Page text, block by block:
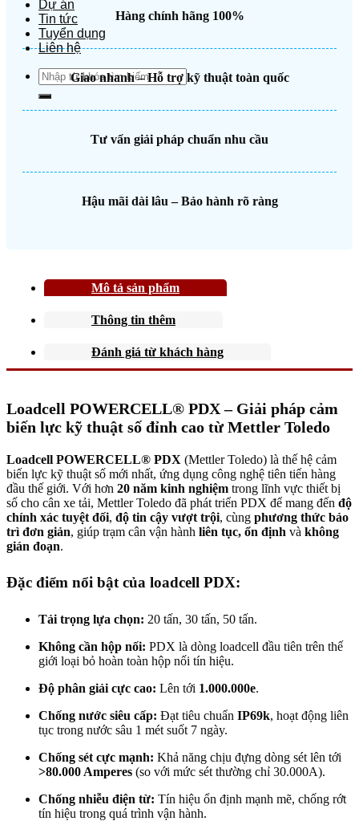
Dự án
Tin tức
Tuyển dụng
Liên hệ
Search
for:
Hàng chính hãng 100%
Giao nhanh – Hỗ trợ kỹ thuật toàn quốc
Tư vấn giải pháp chuẩn nhu cầu
Hậu mãi dài lâu – Bảo hành rõ ràng
Mô tả sản phẩm
Thông tin thêm
Đánh giá từ khách hàng
Loadcell POWERCELL® PDX – Giải pháp cảm
biến lực kỹ thuật số đỉnh cao từ Mettler Toledo
Loadcell POWERCELL® PDX (Mettler Toledo) là thế hệ cảm
biến lực kỹ thuật số mới nhất, ứng dụng công nghệ tiên tiến hàng
đầu thế giới. Với hơn 20 năm kinh nghiệm trong lĩnh vực thiết bị
số cho cân xe tải, Mettler Toledo đã phát triển PDX để mang đến độ
chính xác tuyệt đối, độ tin cậy vượt trội, cùng phương thức bảo
trì đơn giản, giúp trạm cân vận hành liên tục, ổn định và không
gián đoạn.
Đặc điểm nổi bật của loadcell PDX:
Tải trọng lựa chọn: 20 tấn, 30 tấn, 50 tấn.
Không cần hộp nối: PDX là dòng loadcell đầu tiên trên thế
giới loại bỏ hoàn toàn hộp nối tín hiệu.
Độ phân giải cực cao: Lên tới 1.000.000e.
Chống nước siêu cấp: Đạt tiêu chuẩn IP69k, hoạt động liên
tục trong nước sâu 1 mét suốt 7 ngày.
Chống sét cực mạnh: Khả năng chịu đựng dòng sét lên tới
>80.000 Amperes (so với mức sét thường chỉ 30.000A).
Chống nhiễu điện từ: Tín hiệu ổn định mạnh mẽ, chống rớt
tín hiệu trong quá trình vận hành.